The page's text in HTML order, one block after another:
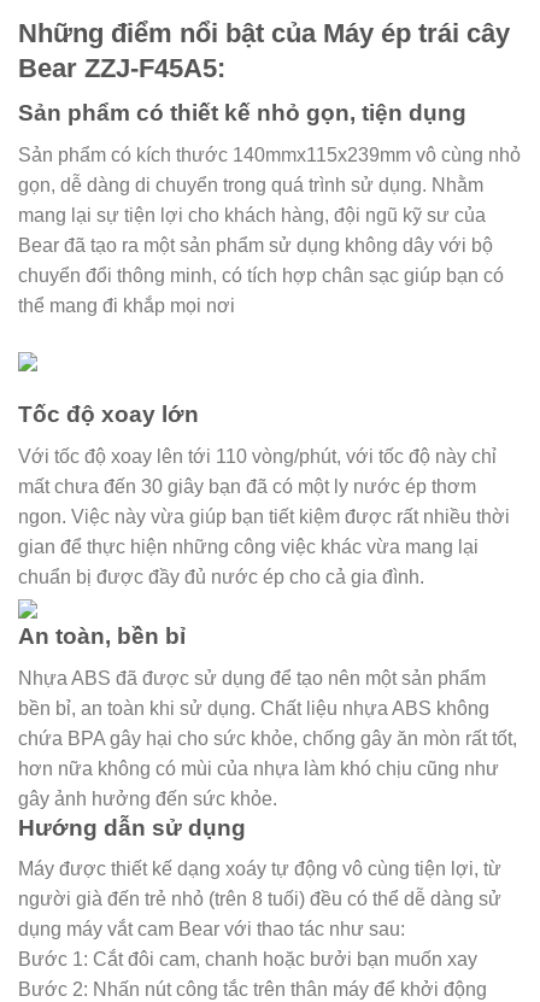
Những điểm nổi bật của Máy ép trái cây
Bear ZZJ-F45A5:
Sản phẩm có thiết kế nhỏ gọn, tiện dụng
Sản phẩm có kích thước 140mmx115x239mm vô cùng nhỏ
gọn, dễ dàng di chuyển trong quá trình sử dụng. Nhằm
mang lại sự tiện lợi cho khách hàng, đội ngũ kỹ sư của
Bear đã tạo ra một sản phẩm sử dụng không dây với bộ
chuyển đổi thông minh, có tích hợp chân sạc giúp bạn có
thể mang đi khắp mọi nơi
Tốc độ xoay lớn
Với tốc độ xoay lên tới 110 vòng/phút, với tốc độ này chỉ
mất chưa đến 30 giây bạn đã có một ly nước ép thơm
ngon. Việc này vừa giúp bạn tiết kiệm được rất nhiều thời
gian để thực hiện những công việc khác vừa mang lại
chuẩn bị được đầy đủ nước ép cho cả gia đình.
An toàn, bền bỉ
Nhựa ABS đã được sử dụng để tạo nên một sản phẩm
bền bỉ, an toàn khi sử dụng. Chất liệu nhựa ABS không
chứa BPA gây hại cho sức khỏe, chống gây ăn mòn rất tốt,
hơn nữa không có mùi của nhựa làm khó chịu cũng như
gây ảnh hưởng đến sức khỏe.
Hướng dẫn sử dụng
Máy được thiết kế dạng xoáy tự động vô cùng tiện lợi, từ
người già đến trẻ nhỏ (trên 8 tuối) đều có thể dễ dàng sử
dụng máy vắt cam Bear với thao tác như sau:
Bước 1: Cắt đôi cam, chanh hoặc bưởi bạn muốn xay
Bước 2: Nhấn nút công tắc trên thân máy để khởi động